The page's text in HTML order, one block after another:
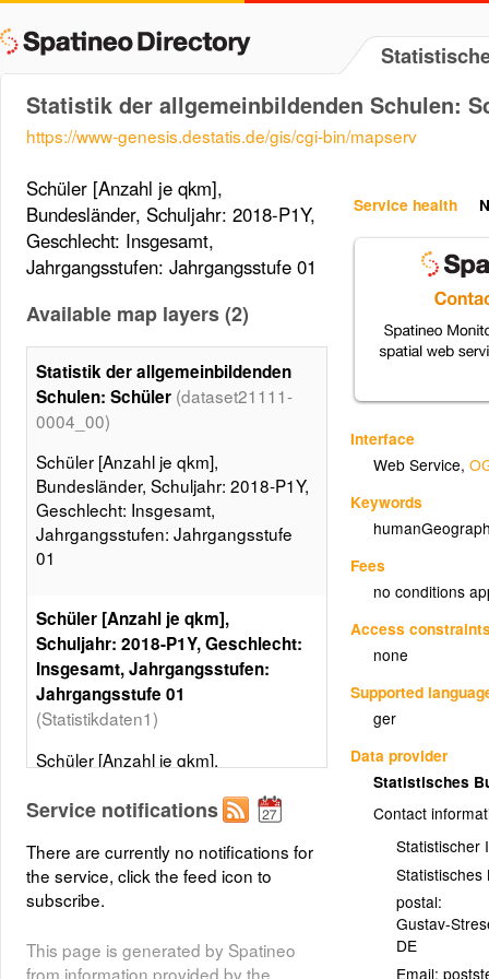
Statistik der allgemeinbildenden Schulen:
https://www-genesis.destatis.de/gis/cgi-bin/mapserv
Service health
Interface
Web Service,
Keywords
Fees
no conditions
Access
none
Supported
ger
Data provider
Statistisches
Contact
Statistischer
Statistisches
postal:
Gustav-
DE
Email:
Schüler [Anzahl je qkm],
Bundesländer, Schuljahr: 2018-P1Y,
Geschlecht: Insgesamt,
Jahrgangsstufen: Jahrgangsstufe 01
Available map layers (2)
Statistik der allgemeinbildenden
Schulen: Schüler (dataset21111-
0004_00)
Schüler [Anzahl je qkm],
Bundesländer, Schuljahr: 2018-P1Y,
Geschlecht: Insgesamt,
Jahrgangsstufen: Jahrgangsstufe
01
Schüler [Anzahl je qkm],
Schuljahr: 2018-P1Y, Geschlecht:
Insgesamt, Jahrgangsstufen:
Jahrgangsstufe 01
(Statistikdaten1)
Schüler [Anzahl je qkm],
Geschlecht: Insgesamt,
Jahrgangsstufen: Jahrgangsstufe
01, 5 Klassen, Gleiche
Besetzungen
Service notifications
There are currently no notifications for
the service, click the feed icon to
subscribe.
This page is generated by Spatineo
from information provided by the